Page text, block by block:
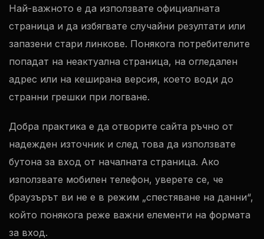
Най-важното е да използвате официалната
страница и да избягвате случайни резултати или
запазени стари линкове. Понякога потребителите
попадат на неактуална страница, на огледален
адрес или на кеширана версия, което води до
странни грешки при логване.
Добра практика е да отворите сайта ръчно от
надежден източник и след това да използвате
бутона за вход от началната страница. Ако
използвате мобилен телефон, уверете се, че
браузърът ви не е в режим „спестяване на данни“,
който понякога реже важни елементи на формата
за вход.